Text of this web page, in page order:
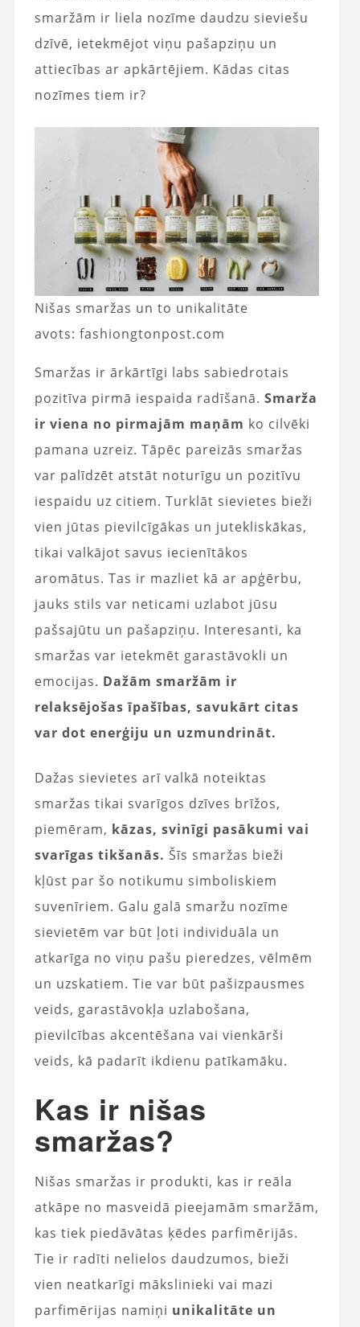
smaržām ir liela nozīme daudzu sieviešu
dzīvē, ietekmējot viņu pašapziņu un
attiecības ar apkārtējiem. Kādas citas
nozīmes tiem ir?
Nišas smaržas un to unikalitāte
avots: fashiongtonpost.com
Smaržas ir ārkārtīgi labs sabiedrotais
pozitīva pirmā iespaida radīšanā. Smarža
ir viena no pirmajām maņām ko cilvēki
pamana uzreiz. Tāpēc pareizās smaržas
var palīdzēt atstāt noturīgu un pozitīvu
iespaidu uz citiem. Turklāt sievietes bieži
vien jūtas pievilcīgākas un jutekliskākas,
tikai valkājot savus iecienītākos
aromātus. Tas ir mazliet kā ar apģērbu,
jauks stils var neticami uzlabot jūsu
pašsajūtu un pašapziņu. Interesanti, ka
smaržas var ietekmēt garastāvokli un
emocijas. Dažām smaržām ir
relaksējošas īpašības, savukārt citas
var dot enerģiju un uzmundrināt.
Dažas sievietes arī valkā noteiktas
smaržas tikai svarīgos dzīves brīžos,
piemēram, kāzas, svinīgi pasākumi vai
svarīgas tikšanās. Šīs smaržas bieži
kļūst par šo notikumu simboliskiem
suvenīriem. Galu galā smaržu nozīme
sievietēm var būt ļoti individuāla un
atkarīga no viņu pašu pieredzes, vēlmēm
un uzskatiem. Tie var būt pašizpausmes
veids, garastāvokļa uzlabošana,
pievilcības akcentēšana vai vienkārši
veids, kā padarīt ikdienu patīkamāku.
Kas ir nišas
smaržas?
Nišas smaržas ir produkti, kas ir reāla
atkāpe no masveidā pieejamām smaržām,
kas tiek piedāvātas ķēdes parfimērijās.
Tie ir radīti nelielos daudzumos, bieži
vien neatkarīgi mākslinieki vai mazi
parfimērijas namiņi unikalitāte un